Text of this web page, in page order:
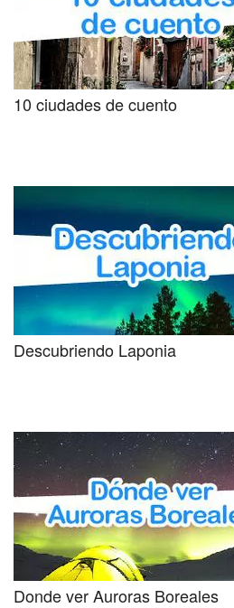
10 ciudades de cuento
Descubriendo Laponia
Donde ver Auroras Boreales